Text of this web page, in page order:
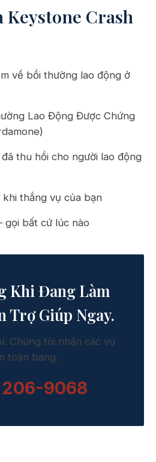
Keystone Crash
về bồi thường lao động ở
Lao Động Được Chứng
thu hồi cho người lao động
thắng vụ của bạn
bất cứ lúc nào
Khi Đang Làm
Trợ Giúp Ngay.
Chúng tôi nhận các vụ
toàn bang.
206-9068